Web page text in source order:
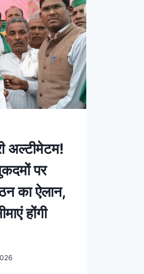
अल्टीमेटम!
पर
का ऐलान,
होंगी